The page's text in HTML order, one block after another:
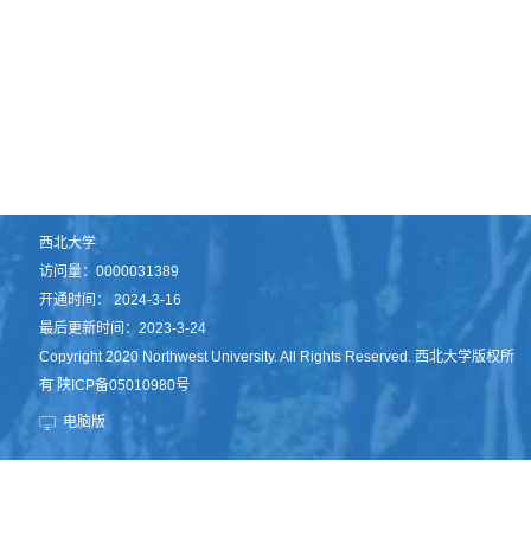
西北大学
访问量：0000031389
开通时间：2024-3-16
最后更新时间：2023-3-24
Copyright 2020 Northwest University. All Rights Reserved. 西北大学版权所
有 陕ICP备05010980号
电脑版